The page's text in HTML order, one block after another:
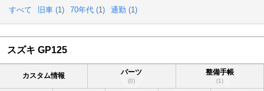
すべて 旧車 (1) 70年代 (1) 通勤 (1)
スズキ GP125
カスタム情報 パーツ
(0)
整備手帳
(1)